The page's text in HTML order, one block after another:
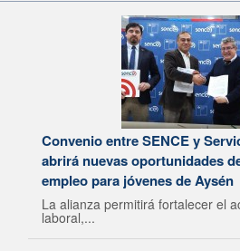
Convenio entre SENCE y
abrirá nuevas oportunidades
empleo para jóvenes de Aysén
La alianza permitirá fortalecer el
laboral,...